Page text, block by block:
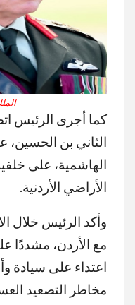
كما أجرى الرئيس
الثاني بن الحسين،
الهاشمية، على
الأراضي الأردنية.
وأكد الرئيس خلال
مع الأردن، مشددًا
اعتداء على سيادة
مخاطر التصعيد